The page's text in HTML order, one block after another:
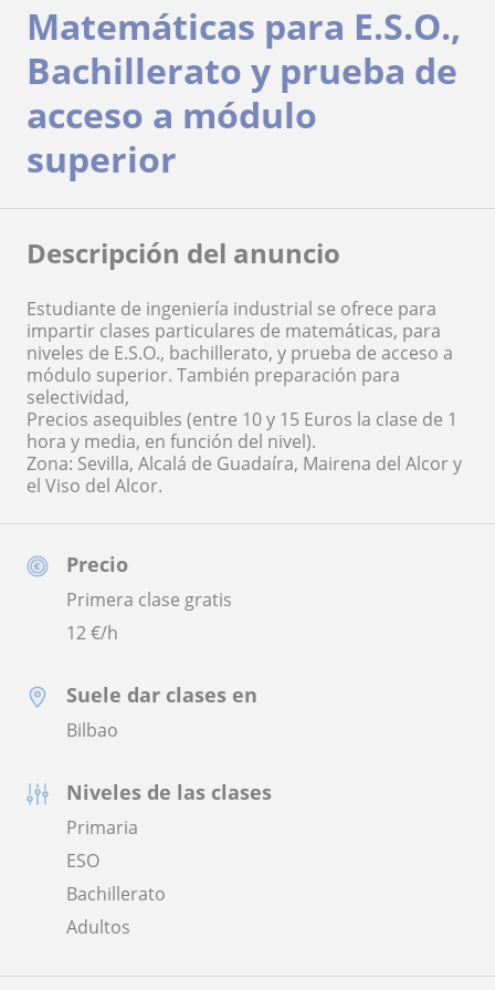
Precio
Primera clase gratis
12€/h
Suele dar clases en
Bilbao
Niveles de las clases
Primaria
ESO
Bachillerato
Adultos
Matemáticas para E.S.O.,
Bachillerato y prueba de
acceso a módulo
superior
Descripción del anuncio
Estudiante de ingeniería industrial se ofrece para
impartir clases particulares de matemáticas, para
niveles de E.S.O., bachillerato, y prueba de acceso a
módulo superior. También preparación para
selectividad,
Precios asequibles (entre 10 y 15 Euros la clase de 1
hora y media, en función del nivel).
Zona: Sevilla, Alcalá de Guadaíra, Mairena del Alcor y
el Viso del Alcor.